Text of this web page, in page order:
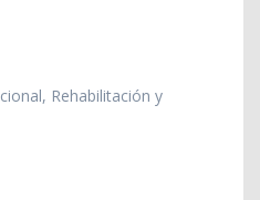
Rehabilitación y